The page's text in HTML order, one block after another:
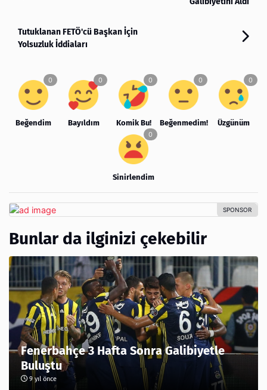
Tutuklanan FETÖ'cü Başkan İçin
Yolsuzluk İddiaları
Beğendim Bayıldım Komik Bu! Beğenmedim! Üzgünüm
Sinirlendim
Bunlar da ilginizi çekebilir
Fenerbahçe 3 Hafta Sonra Galibiyetle
Buluştu
9 yıl önce